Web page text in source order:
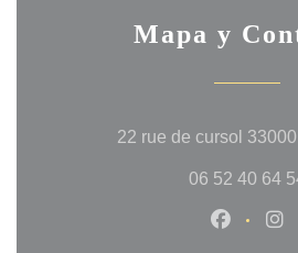
Mapa y
22 rue de cursol
06 52 40 64